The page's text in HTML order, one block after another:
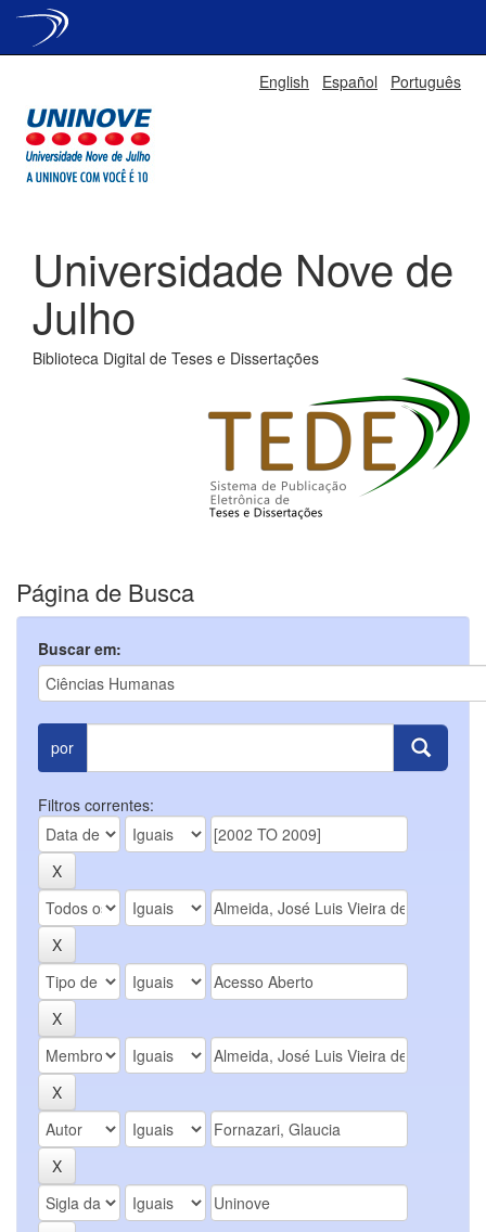
English Español Português
Universidade Nove de
Julho
Biblioteca Digital de Teses e Dissertações
Página de Busca
Buscar em:
por
Filtros correntes: